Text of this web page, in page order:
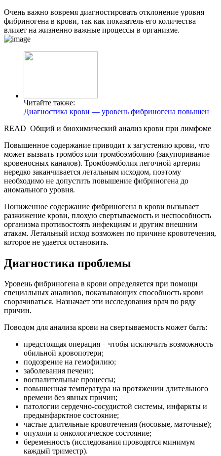
Очень важно вовремя диагностировать отклонение уровня
фибриногена в крови, так как показатель его количества
влияет на жизненно важные процессы в организме.
Читайте также:
Диагностика крови — уровень фибриногена повышен
READ Общий и биохимический анализ крови при лимфоме
Повышенное содержание приводит к загустению крови, что
может вызвать тромбоз или тромбоэмболию (закупоривание
кровеносных каналов). Тромбоэмболия легочной артерии
нередко заканчивается летальным исходом, поэтому
необходимо не допустить повышение фибриногена до
аномального уровня.
Пониженное содержание фибриногена в крови вызывает
разжижение крови, плохую свертываемость и неспособность
организма противостоять инфекциям и другим внешним
атакам. Летальный исход возможен по причине кровотечения,
которое не удается остановить.
Диагностика проблемы
Уровень фибриногена в крови определяется при помощи
специальных анализов, показывающих способность крови
сворачиваться. Назначает эти исследования врач по ряду
причин.
Поводом для анализа крови на свертываемость может быть:
предстоящая операция – чтобы исключить возможность
обильной кровопотери;
подозрение на гемофилию;
заболевания печени;
воспалительные процессы;
повышенная температура на протяжении длительного
времени без явных причин;
патологии сердечно-сосудистой системы, инфаркты и
предынфарктное состояние;
частые длительные кровотечения (носовые, маточные);
опухоли и онкологическое состояние;
беременность (исследования проводятся минимум
каждый триместр).